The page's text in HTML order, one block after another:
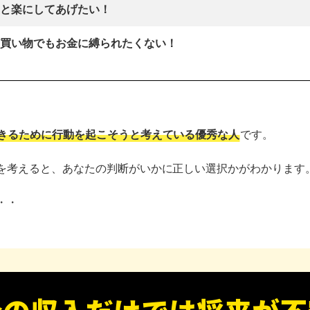
楽にしてあげたい！
い物でもお金に縛られたくない！
るために行動を起こそうと考えている優秀な人です。
えると、あなたの判断がいかに正しい選択かがわかります
・